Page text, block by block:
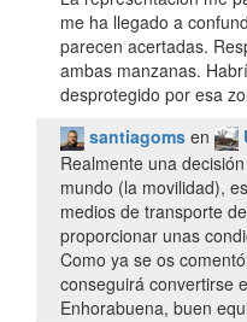
me ha llegado a
parecen acertadas.
ambas manzanas.
desprotegido por esa
santiagoms en
Realmente una
mundo (la movilidad),
medios de transporte
proporcionar unas
Como ya se os
conseguirá convertirse
Enhorabuena, buen